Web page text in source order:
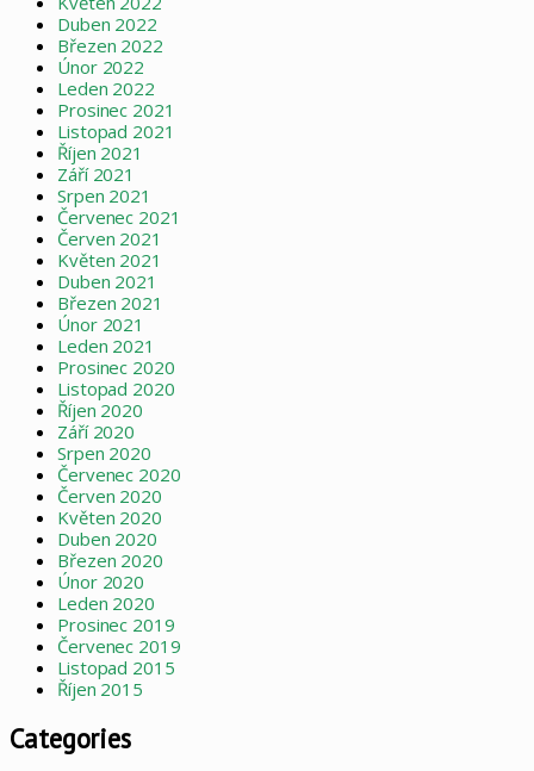
Duben 2022
Březen 2022
Únor 2022
Leden 2022
Prosinec 2021
Listopad 2021
Říjen 2021
Září 2021
Srpen 2021
Červenec 2021
Červen 2021
Květen 2021
Duben 2021
Březen 2021
Únor 2021
Leden 2021
Prosinec 2020
Listopad 2020
Říjen 2020
Září 2020
Srpen 2020
Červenec 2020
Červen 2020
Květen 2020
Duben 2020
Březen 2020
Únor 2020
Leden 2020
Prosinec 2019
Červenec 2019
Listopad 2015
Říjen 2015
Categories